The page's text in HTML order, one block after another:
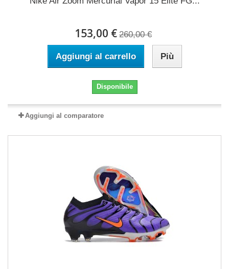
153,00 € 260,00 €
Aggiungi al carrello Più
Disponibile
Aggiungi al comparatore